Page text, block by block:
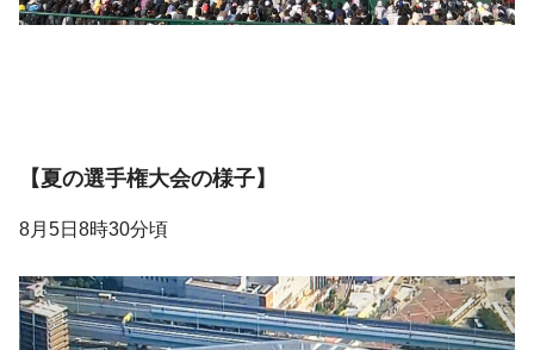
【夏の選手権大会の様子】
8月5日8時30分頃